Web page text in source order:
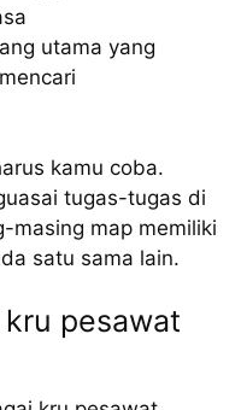
utama yang
kamu coba.
tugas-tugas di
masing map memiliki
satu sama lain.
pesawat